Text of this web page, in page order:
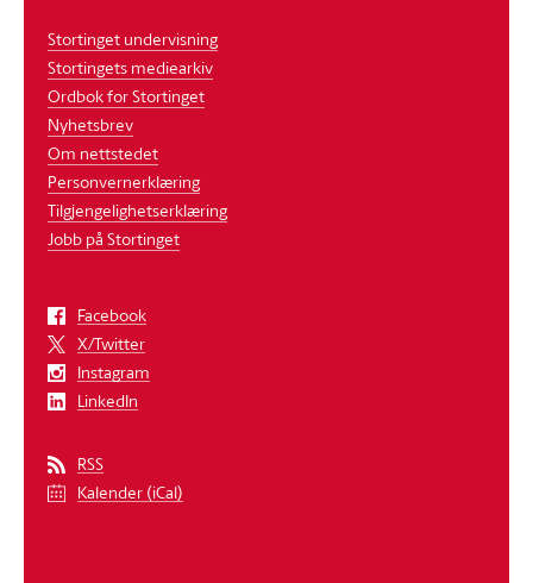
Stortinget undervisning
Stortingets mediearkiv
Ordbok for Stortinget
Nyhetsbrev
Om nettstedet
Personvernerklæring
Tilgjengelighetserklæring
Jobb på Stortinget
Facebook
X/Twitter
Instagram
LinkedIn
RSS
Kalender (iCal)